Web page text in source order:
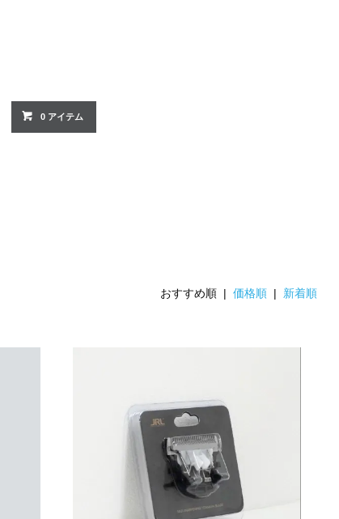
0 アイテム
おすすめ順 |価格順 | 新着順